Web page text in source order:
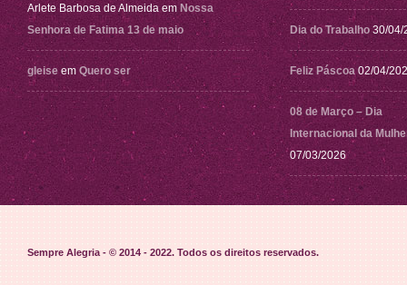
Arlete Barbosa de Almeida em Nossa
Senhora de Fatima 13 de maio
gleise em Quero ser
Dia do Trabalho 30/04/
Feliz Páscoa 02/04/
08 de Março – Dia
Internacional da
07/03/2026
Sempre Alegria - © 2014 - 2022. Todos os direitos reservados.